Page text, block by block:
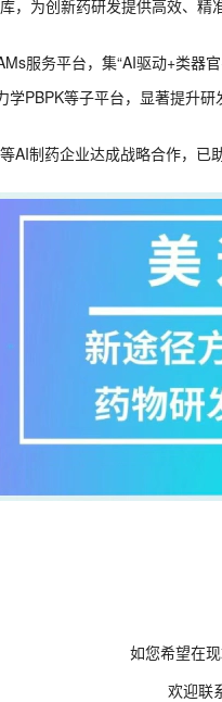
，为创新药研发提供高效、精
服务平台，集“AI驱动+类器
学PBPK等子平台，显著提升研
AI制药企业达成战略合作，已
如您希望在
欢迎联